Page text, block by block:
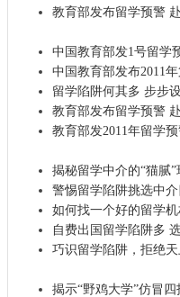
教育部发布留学预警
中国教育部发1号留学
中国教育部发布2011
留学陷阱何其多 步步
教育部发布留学预警
教育部发2011年留学
揭秘留学中介的“猫腻”
警惕留学陷阱挑选中
如何找一个好的留学机
自费出国留学陷阱多
巧识留学陷阱，拒绝天
揭示“野鸡大学”仿冒四